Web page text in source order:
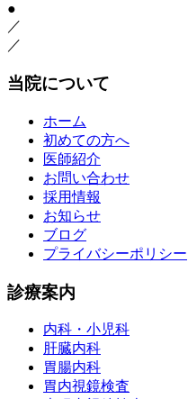
●
／
／
当院について
ホーム
初めての方へ
医師紹介
お問い合わせ
採用情報
お知らせ
ブログ
プライバシーポリシー
診療案内
内科・小児科
肝臓内科
胃腸内科
胃内視鏡検査